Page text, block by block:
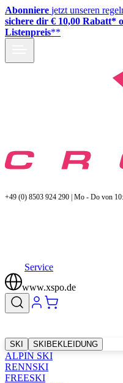
Abonniere jetzt unseren
sichere dir € 10,00 Rabatt*
Listenpreis**
+49 (0) 8503 924 290 | Mo - Do von
Service
www.xspo.de
SKI SKIBEKLEIDUNG
ALPIN SKI
RENNSKI
FREESKI